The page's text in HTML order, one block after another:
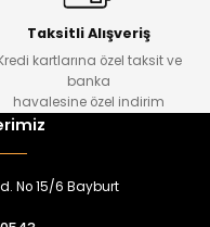
₺ 650
3’lü Takım
Taksitli Alışveriş
kartlarına özel taksit ve
banka
havalesine özel indirim
No 15/6 Bayburt